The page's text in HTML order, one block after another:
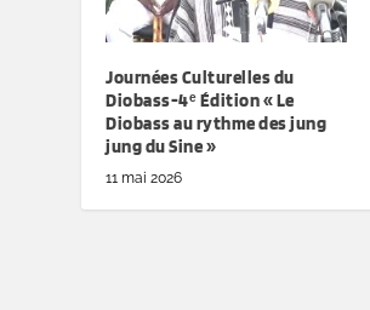
Journées Culturelles du
Diobass-4ᵉ Édition « Le
Diobass au rythme des jung
jung du Sine »
11 mai 2026